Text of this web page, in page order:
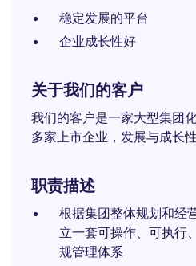
稳定发展的平台
企业成长性好
关于我们的客户
我们的客户是一家大型集团
多家上市企业，发展与成长性
职责描述
根据集团整体规划和经
立一套可操作、可执行
规管理体系